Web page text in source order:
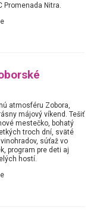
Promenada Nitra.
atmosféru Zobora,
májový víkend. Tešiť
mestečko, bohatý
troch dní, sväté
súťaž vo
program pre deti aj
hostí.